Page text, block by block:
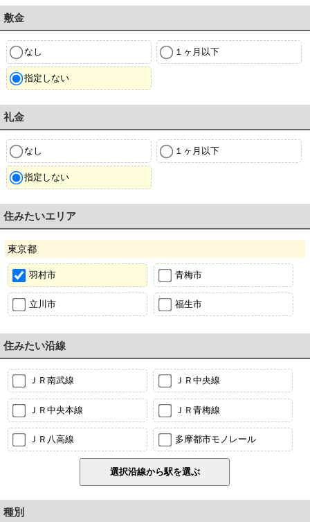
敷金
なし １ヶ月以下
指定しない
礼金
なし １ヶ月以下
指定しない
住みたいエリア
東京都
羽村市 青梅市
立川市 福生市
住みたい沿線
ＪＲ南武線 ＪＲ中央線
ＪＲ中央本線 ＪＲ青梅線
ＪＲ八高線 多摩都市モノレール
種別